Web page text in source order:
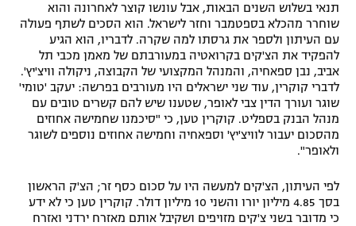
מדיניות פרטיות
תקנון פעילות ספורט 1
רשיון להקרנה פומבית לבית עסק
הצטרפות לחבילת הערוצים
תגיות
גיימינג E-Sports
תנאי בשלוש השנים הבאות, אבל עונשו קוצר לאחרונה והוא
שוחרר מהכלא בספטמבר וחזר לישראל. הוא הסכים לשתף פעולה
עם העיתון ולספר את גרסתו למה שקרה. לדבריו, הוא הגיע
להפקיד את הצ'קים בקרואטיה במעורבתם של מאמן מכבי תל
אביב, נבן ספאחיה, והמנהל המקצועי של הקבוצה, ניקולה וויצ'יץ'.
לדברי קוקרין, עוד שני ישראלים היו מעורבים בפרשה: יעקב 'טומי'
שוגר ועורך הדין צבי לאופר, שטענו שיש להם קשרים טובים עם
מנהל הבנק בספליט. קוקרין טען, כי "סיכמנו שחמישה אחוזים
מהסכום יעבור לוויצ'יץ' וספאחיה וחמישה אחוזים נוספים לשוגר
ולאופר".
לפי העיתון, הצ'קים למעשה היו על סכום כסף זר; הצ'ק הראשון
בסך 4.85 מיליון יורו והשני 10 מיליון דולר. קוקרין טען כי לא ידע
כי מדובר בשני צ'קים מזויפים ושקיבל אותם מאזרח ירדני ואזרח